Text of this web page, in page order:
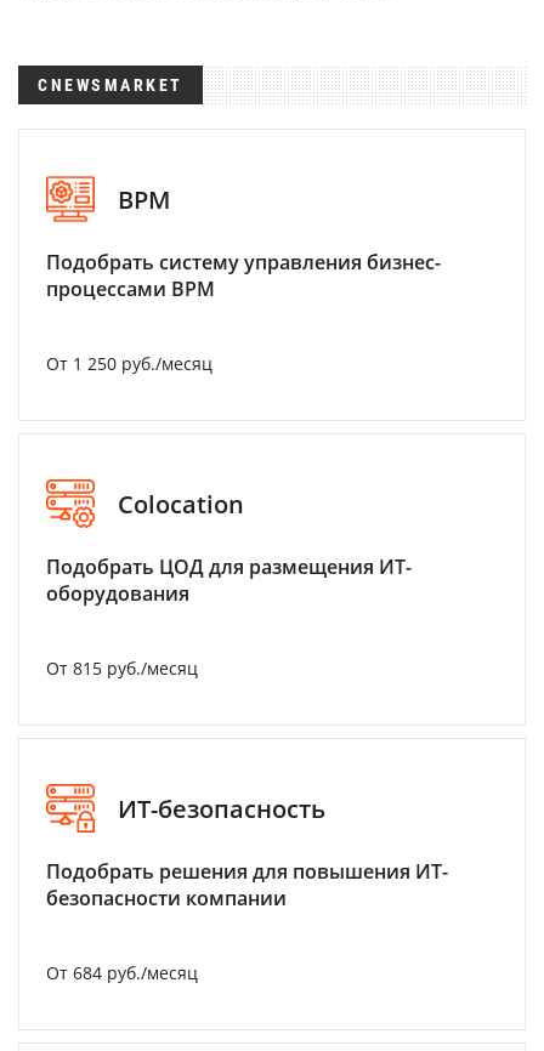
CNEWSMARKET
BPM
Подобрать систему управления бизнес-
процессами BPM
От 1 250 руб./месяц
Colocation
Подобрать ЦОД для размещения ИТ-
оборудования
От 815 руб./месяц
ИТ-безопасность
Подобрать решения для повышения ИТ-
безопасности компании
От 684 руб./месяц